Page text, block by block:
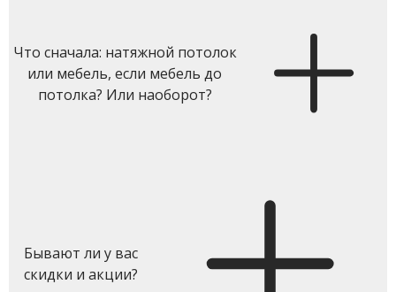
Что сначала: натяжной потолок
или мебель, если мебель до
потолка? Или наоборот?
Бывают ли у вас
скидки и акции?